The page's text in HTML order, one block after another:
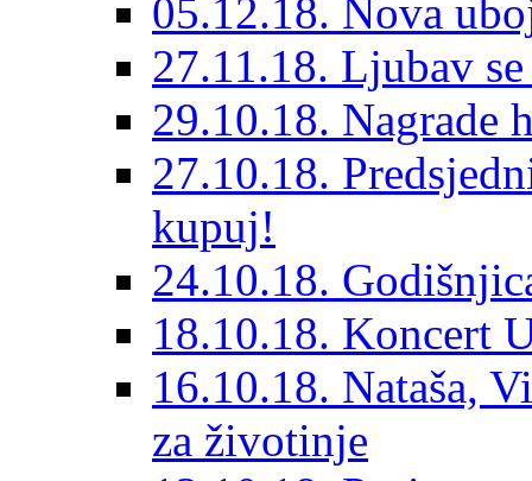
05.12.18. Nova
27.11.18. Ljubav
29.10.18. Nagrade
27.10.18.
kupuj!
24.10.18.
18.10.18. Koncert
16.10.18. Nataša,
za životinje